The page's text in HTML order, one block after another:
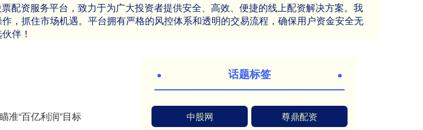
配资服务平台，致力于为广大投资者提供安全、高效、便捷的线上配资解决方案。我
，抓住市场机遇。平台拥有严格的风控体系和透明的交易流程，确保用户资金安全无
伴！
准“百亿利润”目标
话题标签
中股网 尊鼎配资